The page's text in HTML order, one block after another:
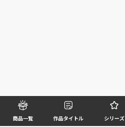
商品一覧 作品タイトル シリーズ